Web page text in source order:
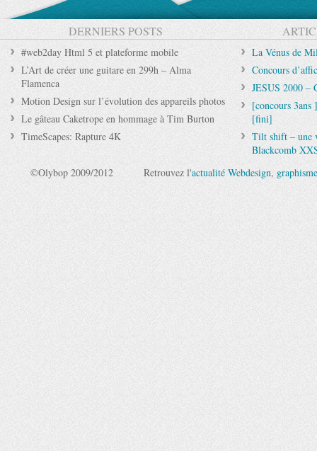
DERNIERS POSTS
#web2day Html 5 et plateforme mobile
L’Art de créer une guitare en 299h – Alma
Flamenca
Motion Design sur l’évolution des appareils photos
Le gâteau Caketrope en hommage à Tim Burton
TimeScapes: Rapture 4K
La Vénus de
Concours
JESUS 2000 –
[concours 3ans
[fini]
Tilt shift – une
Blackcomb
©Olybop 2009/2012
Retrouvez l'actualité Webdesign, graphisme